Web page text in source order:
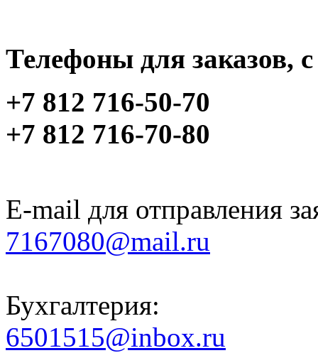
Телефоны для заказов,
+7 812 716-50-70
+7 812 716-70-80
E-mail для отправления
7167080@mail.ru
Бухгалтерия:
6501515@inbox.ru